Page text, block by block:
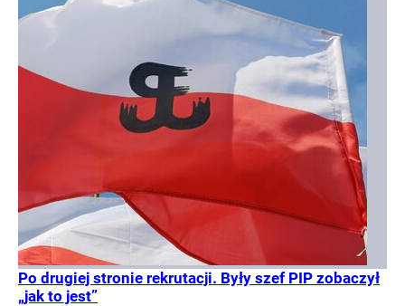
Po drugiej stronie rekrutacji. Były szef PIP zobaczył
„jak to jest”